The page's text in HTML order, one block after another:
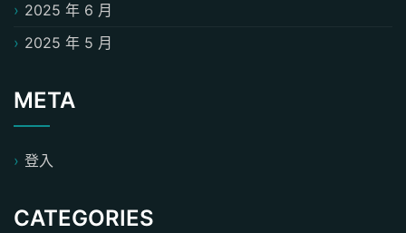
2025 年 6 月
2025 年 5 月
META
登入
CATEGORIES